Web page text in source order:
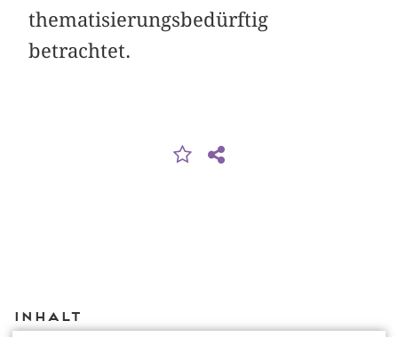
thematisierungsbedürftig
betrachtet.
Inhalt